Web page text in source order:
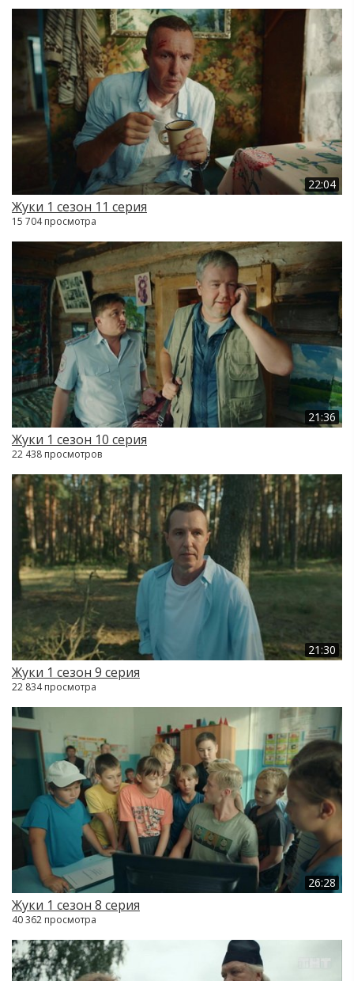
22:04
Жуки 1 сезон 11 серия
15 704 просмотра
21:36
Жуки 1 сезон 10 серия
22 438 просмотров
21:30
Жуки 1 сезон 9 серия
22 834 просмотра
26:28
Жуки 1 сезон 8 серия
40 362 просмотра